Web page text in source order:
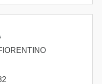
dopo un
di: -
di sushi,